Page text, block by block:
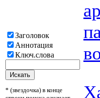
Заголовок
Аннотация
Ключ.слова
* (звездочка) в конце